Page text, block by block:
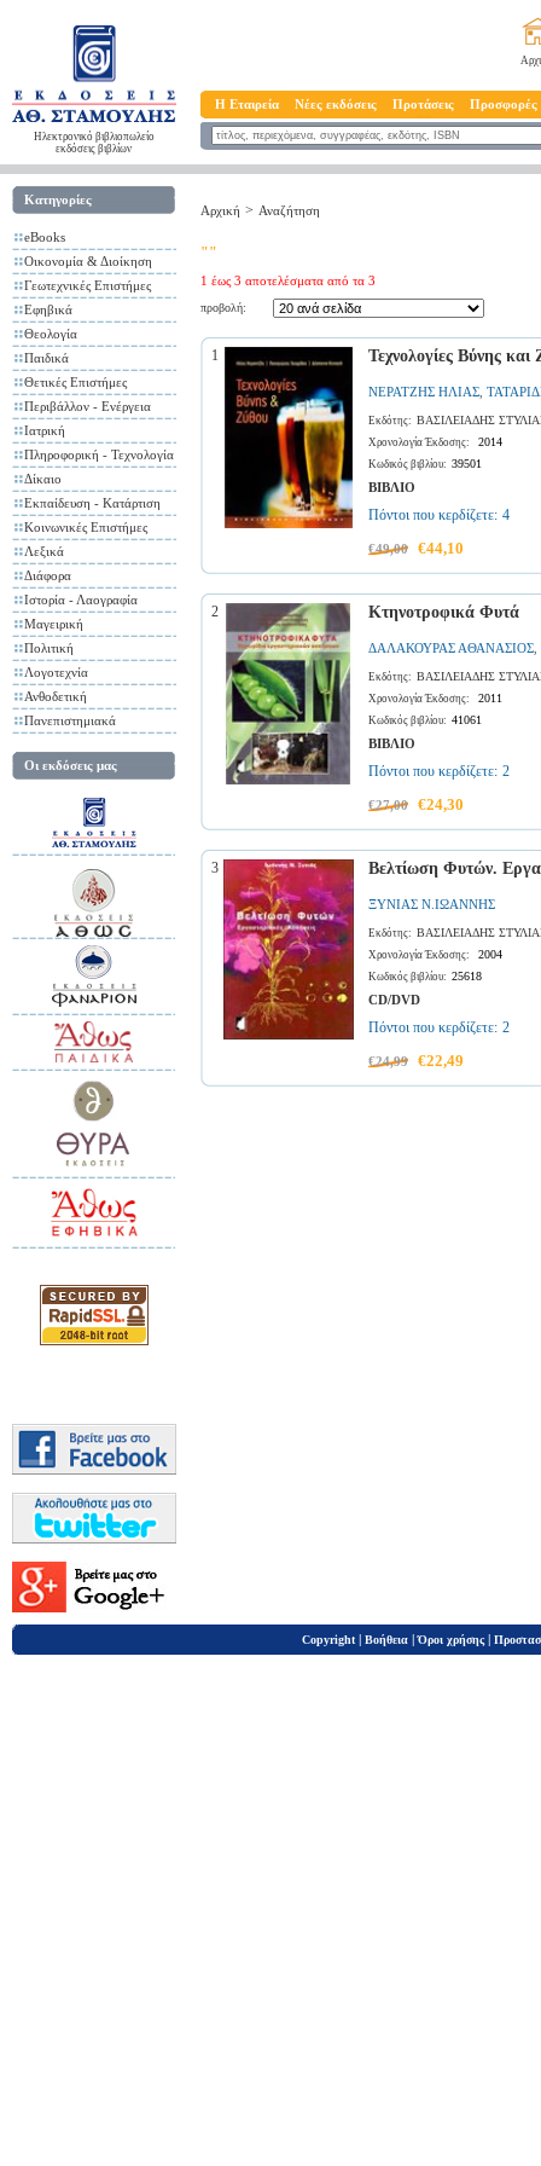
Ηλεκτρονικό βιβλιοπωλείο
εκδόσεις βιβλίων
Η Εταιρεία Νέες εκδόσεις Προτάσεις Προσφορές
Κατηγορίες
eBooks
Οικονομία & Διοίκηση
Γεωτεχνικές Επιστήμες
Εφηβικά
Θεολογία
Παιδικά
Θετικές Επιστήμες
Περιβάλλον - Ενέργεια
Ιατρική
Πληροφορική - Τεχνολογία
Δίκαιο
Εκπαίδευση - Κατάρτιση
Κοινωνικές Επιστήμες
Λεξικά
Διάφορα
Ιστορία - Λαογραφία
Μαγειρική
Πολιτική
Λογοτεχνία
Ανθοδετική
Πανεπιστημιακά
Οι εκδόσεις μας
Αρχική > Αναζήτηση
""
1 έως 3 αποτελέσματα από τα 3
προβολή:
1 Τεχνολογίες Βύνης και
ΝΕΡΑΤΖΗΣ ΗΛΙΑΣ
Εκδότης: ΒΑΣΙΛΕΙΑΔΗΣ
Χρονολογία Έκδοσης: 2014
Κωδικός βιβλίου: 39501
ΒΙΒΛΙΟ
Πόντοι που κερδίζετε: 4
€49,00 €44,10
2 Κτηνοτροφικά Φυτά
ΔΑΛΑΚΟΥΡΑΣ ΑΘΑΝΑΣΙΟΣ
Εκδότης: ΒΑΣΙΛΕΙΑΔΗΣ
Χρονολογία Έκδοσης: 2011
Κωδικός βιβλίου: 41061
ΒΙΒΛΙΟ
Πόντοι που κερδίζετε: 2
€27,00 €24,30
3 Βελτίωση Φυτών.
ΞΥΝΙΑΣ Ν.ΙΩΑΝΝΗΣ
Εκδότης: ΒΑΣΙΛΕΙΑΔΗΣ
Χρονολογία Έκδοσης: 2004
Κωδικός βιβλίου: 25618
CD/DVD
Πόντοι που κερδίζετε: 2
€24,99 €22,49
Copyright | Βοήθεια |Όροι χρήσης |